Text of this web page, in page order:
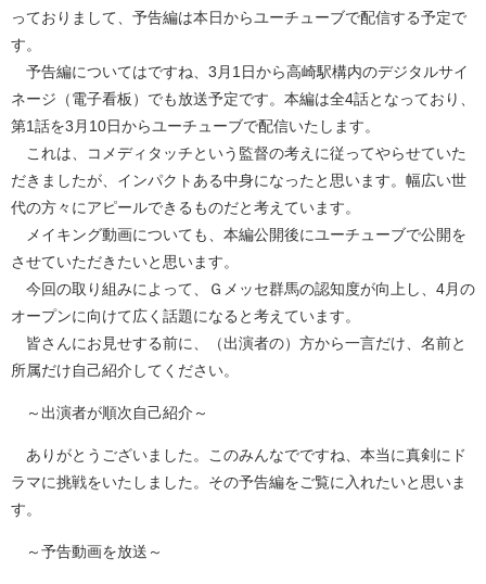
っておりまして、予告編は本日からユーチューブで配信する予定で
す。
予告編についてはですね、3月1日から高崎駅構内のデジタルサイ
ネージ（電子看板）でも放送予定です。本編は全4話となっており、
第1話を3月10日からユーチューブで配信いたします。
これは、コメディタッチという監督の考えに従ってやらせていた
だきましたが、インパクトある中身になったと思います。幅広い世
代の方々にアピールできるものだと考えています。
メイキング動画についても、本編公開後にユーチューブで公開を
させていただきたいと思います。
今回の取り組みによって、Ｇメッセ群馬の認知度が向上し、4月の
オープンに向けて広く話題になると考えています。
皆さんにお見せする前に、（出演者の）方から一言だけ、名前と
所属だけ自己紹介してください。
～出演者が順次自己紹介～
ありがとうございました。このみんなでですね、本当に真剣にド
ラマに挑戦をいたしました。その予告編をご覧に入れたいと思いま
す。
～予告動画を放送～